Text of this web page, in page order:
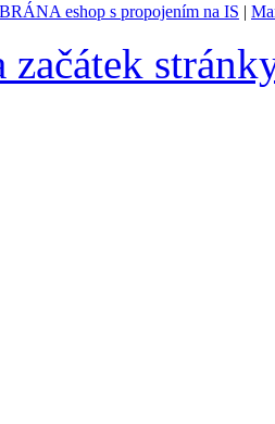
eshop s propojením na IS |
začátek